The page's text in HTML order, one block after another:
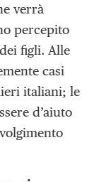
verrà
percepito
figli. Alle
casi
italiani; le
d’aiuto